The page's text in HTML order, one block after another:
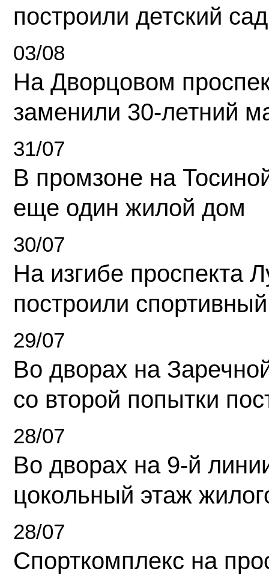
построили детский сад
03/08
На Дворцовом
заменили 30-летний
31/07
В промзоне на
еще один жилой дом
30/07
На изгибе проспекта
построили
29/07
Во дворах на
со второй попытки
28/07
Во дворах на 9-й
цокольный этаж
28/07
Спорткомплекс на